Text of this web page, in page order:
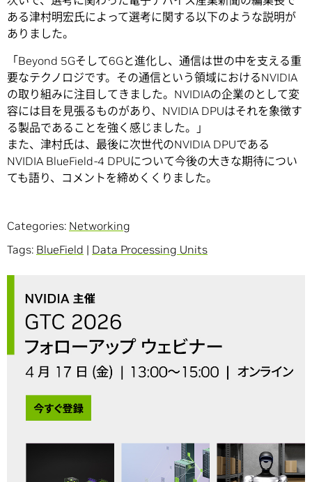
ある津村明宏氏によって選考に関する以下のような説明が
ありました。
「Beyond 5Gそして6Gと進化し、通信は世の中を支える重
要なテクノロジです。その通信という領域におけるNVIDIA
の取り組みに注目してきました。NVIDIAの企業のとして変
容には目を見張るものがあり、NVIDIA DPUはそれを象徴す
る製品であることを強く感じました。」
また、津村氏は、最後に次世代のNVIDIA DPUである
NVIDIA BlueField-4 DPUについて今後の大きな期待につい
ても語り、コメントを締めくくりました。
Categories: Networking
Tags: BlueField | Data Processing Units